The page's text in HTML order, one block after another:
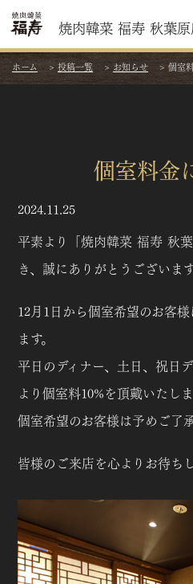
焼肉韓菜 福寿 秋葉
ホーム > 投稿一覧 > お知らせ > 個室
個室料金
2024.11.25
平素より「焼肉韓菜 福寿 秋
き、誠にありがとうございます
12月1日から個室希望のお客
ます。
平日のディナー、土日、祝日
より個室料10%を頂戴いたしま
個室希望のお客様は予めご了
皆様のご来店を心よりお待ち